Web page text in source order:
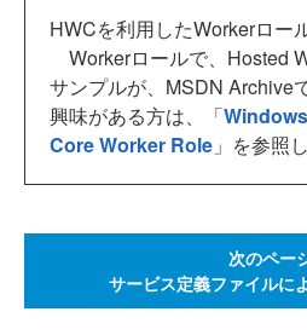
HWCを利用したWorkerロー
Workerロールで、Hosted
サンプルが、MSDN Archive
興味がある方は、「
Core Worker Role 」を参照
次のペー
サービス定義ファイルに